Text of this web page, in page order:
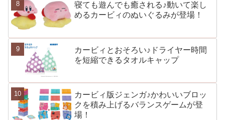
寝ても遊んでも癒される♪動いて楽し
めるカービィのぬいぐるみが登場！
カービィとおそろい♪ドライヤー時間
を短縮できるタオルキャップ
カービィ版ジェンガ♪かわいいブロッ
クを積み上げるバランスゲームが登
場！